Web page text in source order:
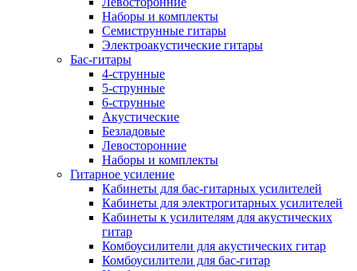
Наборы и комплекты
Семиструнные гитары
Электроакустические гитары
Бас-гитары
4-струнные
5-струнные
6-струнные
Акустические
Безладовые
Левосторонние
Наборы и комплекты
Гитарное усиление
Кабинеты для бас-гитарных усилителей
Кабинеты для электрогитарных усилителей
Кабинеты к усилителям для акустических
гитар
Комбоусилители для акустических гитар
Комбоусилители для бас-гитар